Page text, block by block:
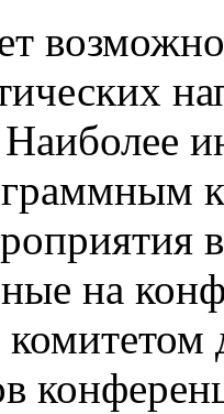
на